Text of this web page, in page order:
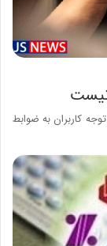
کاربران به ضوابط